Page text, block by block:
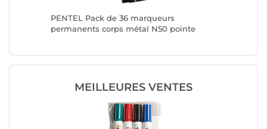
PENTEL Pack de 36 marqueurs
permanents corps métal N50 pointe
MEILLEURES VENTES